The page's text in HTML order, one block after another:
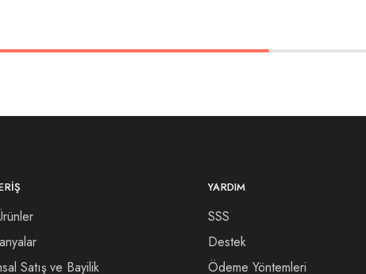
Satış ve Bayilik
YARDIM
SSS
Destek
Ödeme Yöntemleri